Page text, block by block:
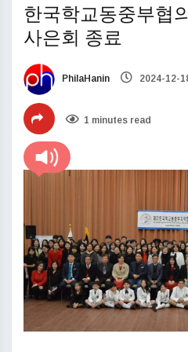
한국학교동중부협
사은회 종료
PhilaHanin 2024-12-
1 minutes read